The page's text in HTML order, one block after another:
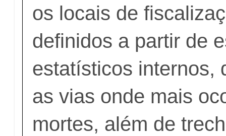
os locais de
definidos a partir de
estatísticos internos,
as vias onde mais
mortes, além de